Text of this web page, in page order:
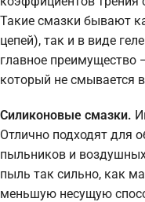
Такие смазки бывают
цепей), так и в виде
главное преимущество
который не смывается
Силиконовые смазки.
Отлично подходят для
пыльников и
пыль так сильно, как
меньшую несущую